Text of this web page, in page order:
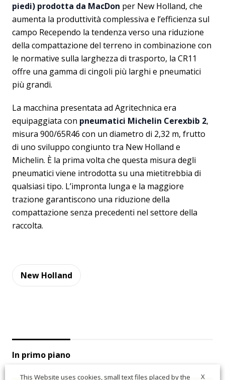
piedi) prodotta da MacDon per New Holland, che
aumenta la produttività complessiva e l’efficienza sul
campo Recependo la tendenza verso una riduzione
della compattazione del terreno in combinazione con
le normative sulla larghezza di trasporto, la CR11
offre una gamma di cingoli più larghi e pneumatici
più grandi.
La macchina presentata ad Agritechnica era
equipaggiata con pneumatici Michelin Cerexbib 2,
misura 900/65R46 con un diametro di 2,32 m, frutto
di uno sviluppo congiunto tra New Holland e
Michelin. È la prima volta che questa misura degli
pneumatici viene introdotta su una mietitrebbia di
qualsiasi tipo. L’impronta lunga e la maggiore
trazione garantiscono una riduzione della
compattazione senza precedenti nel settore della
raccolta.
New Holland
In primo piano
X
This Website uses cookies, small text files placed by the